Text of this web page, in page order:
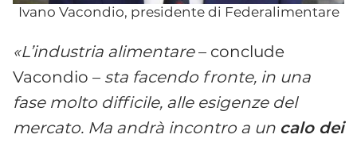
Ivano Vacondio, presidente di Federalimentare
«L’industria alimentare– conclude
Vacondio – sta facendo fronte, in una
fase molto difficile, alle esigenze del
mercato. Ma andrà incontro a un calo dei